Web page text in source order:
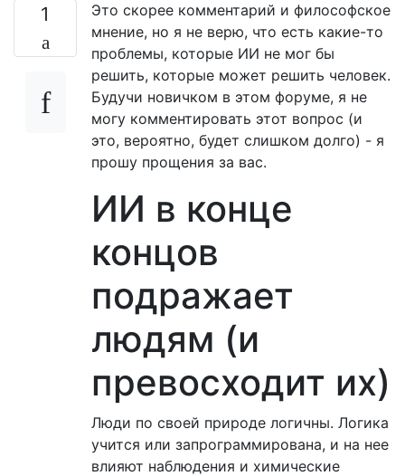
1
Это скорее комментарий и философское
мнение, но я не верю, что есть какие-то
проблемы, которые ИИ не мог бы
решить, которые может решить человек.
Будучи новичком в этом форуме, я не
могу комментировать этот вопрос (и
это, вероятно, будет слишком долго) - я
прошу прощения за вас.
ИИ в конце
концов
подражает
людям (и
превосходит их)
Люди по своей природе логичны. Логика
учится или запрограммирована, и на нее
влияют наблюдения и химические